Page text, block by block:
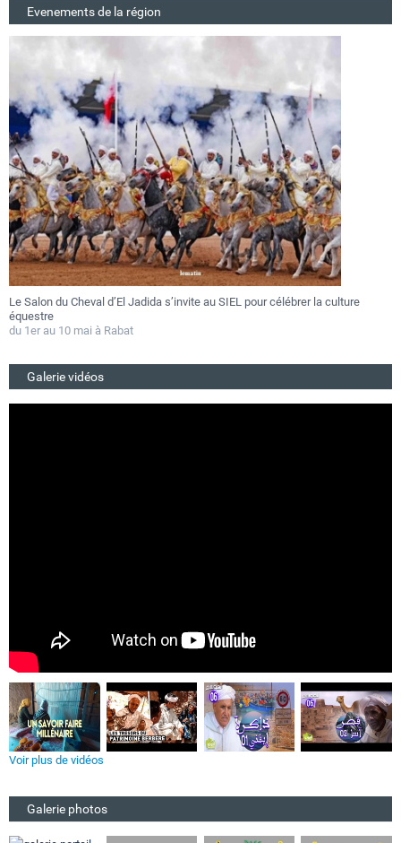
Evenements de la région
Le Salon du Cheval d’El Jadida s’invite au SIEL pour célébrer la culture
équestre
du 1er au 10 mai à Rabat
Galerie vidéos
Voir plus de vidéos
Galerie photos